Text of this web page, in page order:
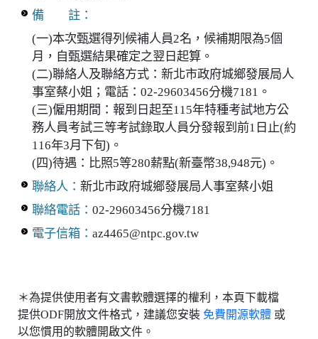
備 註：
(一)本次甄選得列候補人員2名，候補期限為5個
月，自甄選結果確定之翌日起算。
(二)聯絡人及聯絡方式：新北市政府城鄉發展局人
事室蔡小姐；電話：02-29603456分機7181。
(三)僱用期間：報到日起至115年特種考試地方公
務人員考試三等考試錄取人員分發報到前1日止(約
116年3月下旬)。
(四)待遇：比照5等280薪點(新臺幣38,948元)。
聯絡人： 新北市政府城鄉發展局人事室蔡小姐
聯絡電話： 02-29603456分機7181
電子信箱： az4465@ntpc.gov.tw
＊為提供使用者有文書軟體選擇的權利，本頁下載檔
提供ODF開放文件格式，建議您安裝 免費開源軟體 或
以您慣用的軟體開啟文件。